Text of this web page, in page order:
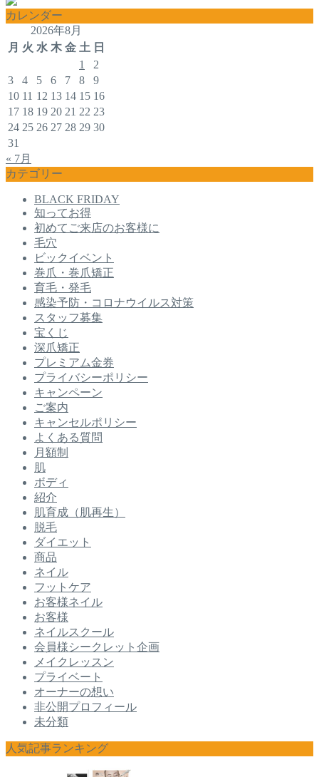
カレンダー
2026年8月
月 火 水 木 金 土 日
1
2
3
4 5 6 7 8
9
10 11 12 13 14 15 16
17 18 19 20 21 22 23
24 25 26 27 28 29 30
31
« 7月
カテゴリー
BLACK FRIDAY
知ってお得
初めてご来店のお客様に
毛穴
ビックイベント
巻爪・巻爪矯正
育毛・発毛
感染予防・コロナウイルス対策
スタッフ募集
宝くじ
深爪矯正
プレミアム金券
プライバシーポリシー
キャンペーン
ご案内
キャンセルポリシー
よくある質問
月額制
肌
ボディ
紹介
肌育成（肌再生）
脱毛
ダイエット
商品
ネイル
フットケア
お客様ネイル
お客様
ネイルスクール
会員様シークレット企画
メイクレッスン
プライベート
オーナーの想い
非公開プロフィール
未分類
人気記事ランキング